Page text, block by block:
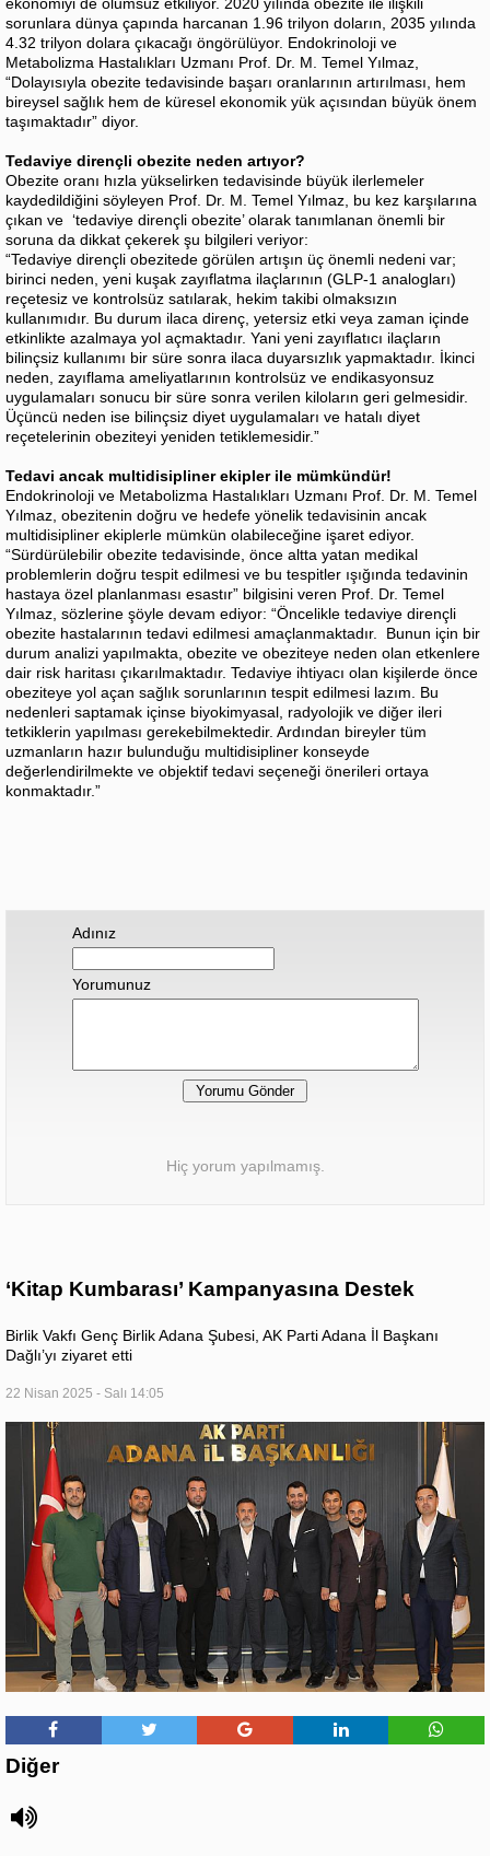
ekonomiyi de olumsuz etkiliyor. 2020 yılında obezite ile ilişkili
sorunlara dünya çapında harcanan 1.96 trilyon doların, 2035 yılında
4.32 trilyon dolara çıkacağı öngörülüyor. Endokrinoloji ve
Metabolizma Hastalıkları Uzmanı Prof. Dr. M. Temel Yılmaz,
“Dolayısıyla obezite tedavisinde başarı oranlarının artırılması, hem
bireysel sağlık hem de küresel ekonomik yük açısından büyük önem
taşımaktadır” diyor.
Tedaviye dirençli obezite neden artıyor?
Obezite oranı hızla yükselirken tedavisinde büyük ilerlemeler
kaydedildiğini söyleyen Prof. Dr. M. Temel Yılmaz, bu kez karşılarına
çıkan ve ‘tedaviye dirençli obezite’ olarak tanımlanan önemli bir
soruna da dikkat çekerek şu bilgileri veriyor:
“Tedaviye dirençli obezitede görülen artışın üç önemli nedeni var;
birinci neden, yeni kuşak zayıflatma ilaçlarının (GLP-1 analogları)
reçetesiz ve kontrolsüz satılarak, hekim takibi olmaksızın
kullanımıdır. Bu durum ilaca direnç, yetersiz etki veya zaman içinde
etkinlikte azalmaya yol açmaktadır. Yani yeni zayıflatıcı ilaçların
bilinçsiz kullanımı bir süre sonra ilaca duyarsızlık yapmaktadır. İkinci
neden, zayıflama ameliyatlarının kontrolsüz ve endikasyonsuz
uygulamaları sonucu bir süre sonra verilen kiloların geri gelmesidir.
Üçüncü neden ise bilinçsiz diyet uygulamaları ve hatalı diyet
reçetelerinin obeziteyi yeniden tetiklemesidir.”
Tedavi ancak multidisipliner ekipler ile mümkündür!
Endokrinoloji ve Metabolizma Hastalıkları Uzmanı Prof. Dr. M. Temel
Yılmaz, obezitenin doğru ve hedefe yönelik tedavisinin ancak
multidisipliner ekiplerle mümkün olabileceğine işaret ediyor.
“Sürdürülebilir obezite tedavisinde, önce altta yatan medikal
problemlerin doğru tespit edilmesi ve bu tespitler ışığında tedavinin
hastaya özel planlanması esastır” bilgisini veren Prof. Dr. Temel
Yılmaz, sözlerine şöyle devam ediyor: “Öncelikle tedaviye dirençli
obezite hastalarının tedavi edilmesi amaçlanmaktadır. Bunun için bir
durum analizi yapılmakta, obezite ve obeziteye neden olan etkenlere
dair risk haritası çıkarılmaktadır. Tedaviye ihtiyacı olan kişilerde önce
obeziteye yol açan sağlık sorunlarının tespit edilmesi lazım. Bu
nedenleri saptamak içinse biyokimyasal, radyolojik ve diğer ileri
tetkiklerin yapılması gerekebilmektedir. Ardından bireyler tüm
uzmanların hazır bulunduğu multidisipliner konseyde
değerlendirilmekte ve objektif tedavi seçeneği önerileri ortaya
konmaktadır.”
Adınız
Yorumunuz
Hiç yorum yapılmamış.
‘Kitap Kumbarası’ Kampanyasına Destek
Birlik Vakfı Genç Birlik Adana Şubesi, AK Parti Adana İl Başkanı
Dağlı’yı ziyaret etti
22 Nisan 2025 - Salı 14:05
Diğer